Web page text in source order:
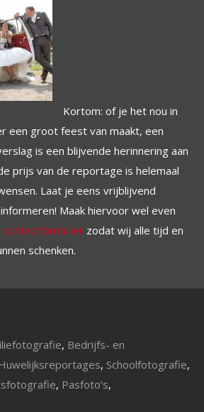
Kortom: of je het nou in
een groot feest van maakt, een
is een blijvende herinnering aan
prijs van de reportage is helemaal
Laat je eens vrijblijvend
Maak hiervoor wel even
contactformulier zodat wij alle tijd en
schenken.
, Bedrijfs- en
, Schoolfotografie,
, Pasfoto’s,